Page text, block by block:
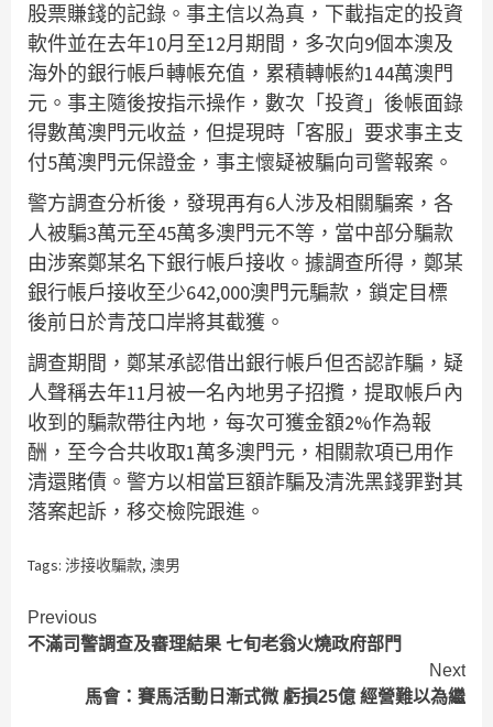
股票賺錢的記錄。事主信以為真，下載指定的投資
軟件並在去年10月至12月期間，多次向9個本澳及
海外的銀行帳戶轉帳充值，累積轉帳約144萬澳門
元。事主隨後按指示操作，數次「投資」後帳面錄
得數萬澳門元收益，但提現時「客服」要求事主支
付5萬澳門元保證金，事主懷疑被騙向司警報案。
警方調查分析後，發現再有6人涉及相關騙案，各
人被騙3萬元至45萬多澳門元不等，當中部分騙款
由涉案鄭某名下銀行帳戶接收。據調查所得，鄭某
銀行帳戶接收至少642,000澳門元騙款，鎖定目標
後前日於青茂口岸將其截獲。
調查期間，鄭某承認借出銀行帳戶但否認詐騙，疑
人聲稱去年11月被一名內地男子招攬，提取帳戶內
收到的騙款帶往內地，每次可獲金額2%作為報
酬，至今合共收取1萬多澳門元，相關款項已用作
清還賭債。警方以相當巨額詐騙及清洗黑錢罪對其
落案起訴，移交檢院跟進。
Tags: 涉接收騙款, 澳男
Continue
Reading
Previous
不滿司警調查及審理結果 七旬老翁火燒政府部門
Next
馬會：賽馬活動日漸式微 虧損25億 經營難以為繼